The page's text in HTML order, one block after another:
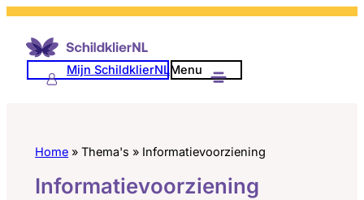
naar
Mijn SchildklierNLMenu
Home »Thema's » Informatievoorziening
Informatievoorziening